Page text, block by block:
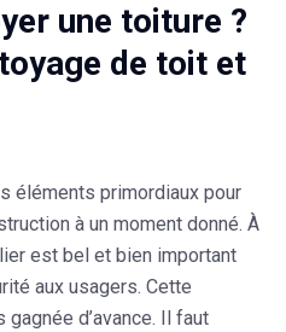
une toiture ?
de toit et
éléments primordiaux pour
à un moment donné. À
est bel et bien important
aux usagers. Cette
d’avance. Il faut